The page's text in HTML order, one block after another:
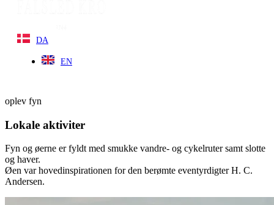
DA
EN
oplev fyn
Lokale aktiviter
Fyn og øerne er fyldt med smukke vandre- og cykelruter samt slotte
og haver.
Øen var hovedinspirationen for den berømte eventyrdigter H. C.
Andersen.